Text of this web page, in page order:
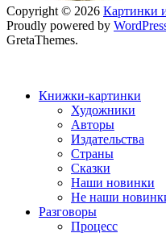
Copyright © 2026 Картинки
Proudly powered by
GretaThemes.
Книжки-картинки
Художники
Авторы
Издательства
Страны
Сказки
Наши новинки
Не наши
Разговоры
Процесс